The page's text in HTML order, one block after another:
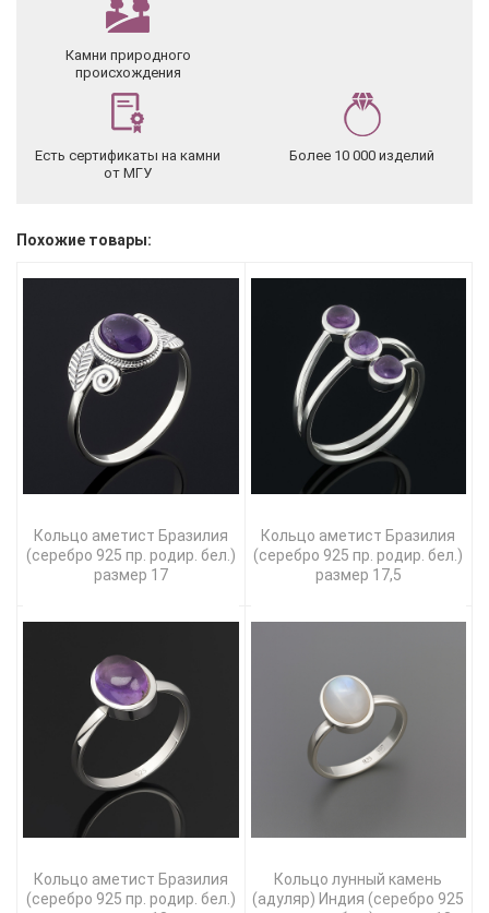
Камни природного
происхождения
Есть сертификаты на камни
от МГУ
Более 10 000 изделий
Похожие товары:
Кольцо аметист Бразилия
(серебро 925 пр. родир. бел.)
размер 17
Кольцо аметист Бразилия
(серебро 925 пр. родир. бел.)
размер 17,5
Кольцо аметист Бразилия
(серебро 925 пр. родир. бел.)
Кольцо лунный камень
(адуляр) Индия (серебро 925